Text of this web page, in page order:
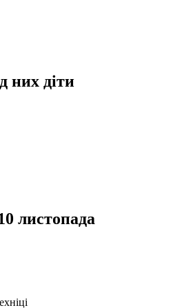
них діти
листопада